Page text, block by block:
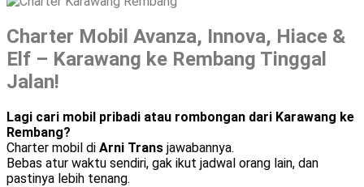
Charter Mobil Avanza, Innova, Hiace &
Elf – Karawang ke Rembang Tinggal
Jalan!
Lagi cari mobil pribadi atau rombongan dari Karawang ke
Rembang?
Charter mobil di Arni Trans jawabannya.
Bebas atur waktu sendiri, gak ikut jadwal orang lain, dan
pastinya lebih tenang.